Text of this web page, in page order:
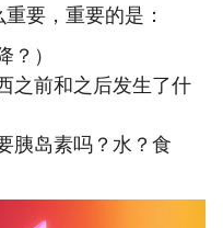
要，重要的是：
？）
之前和之后发生了什
胰岛素吗？水？食